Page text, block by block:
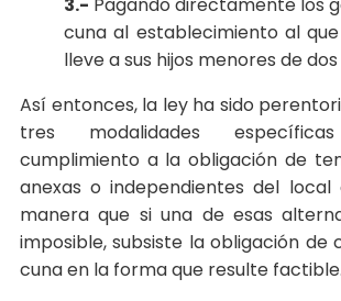
cuna al establecimiento al
lleve a sus hijos menores de dos
Así entonces, la ley ha sido
tres modalidades
cumplimiento a la obligación de
anexas o independientes del
manera que si una de esas
imposible, subsiste la obligación de
cuna en la forma que resulte factible.